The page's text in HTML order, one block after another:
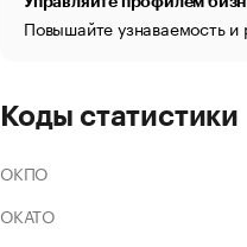
Повышайте узнаваемость
Коды статистики
ОКПО
ОКАТО